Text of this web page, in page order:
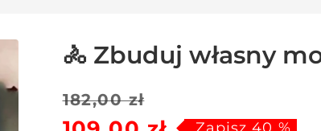
🚴 Zbuduj własny
Cena
182,00 zł
Cena